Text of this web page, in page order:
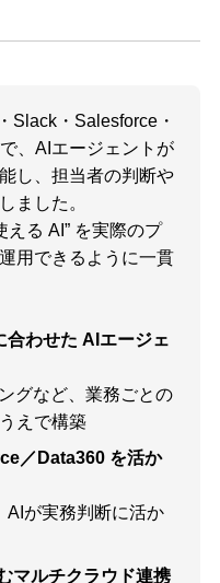
Slack・Salesforce・
、AIエージェントが
し、担当者の判断や
ました。
える AI” を実際のプ
用できるように一貫
合わせた AIエージェ
グなど、業務ごとの
えで構築
／Data360 を活か
AIが実務判断に活か
マルチクラウド連携